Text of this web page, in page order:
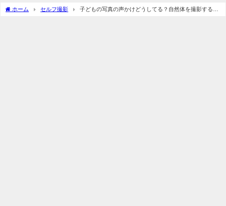
ホーム セルフ撮影
子どもの写真の声かけどうしてる？自然体を撮影するた